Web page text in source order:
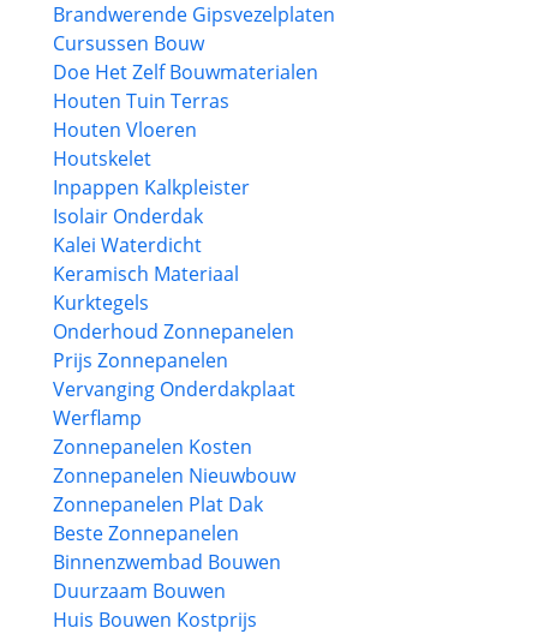
Brandwerende Gipsvezelplaten
Cursussen Bouw
Doe Het Zelf Bouwmaterialen
Houten Tuin Terras
Houten Vloeren
Houtskelet
Inpappen Kalkpleister
Isolair Onderdak
Kalei Waterdicht
Keramisch Materiaal
Kurktegels
Onderhoud Zonnepanelen
Prijs Zonnepanelen
Vervanging Onderdakplaat
Werflamp
Zonnepanelen Kosten
Zonnepanelen Nieuwbouw
Zonnepanelen Plat Dak
Beste Zonnepanelen
Binnenzwembad Bouwen
Duurzaam Bouwen
Huis Bouwen Kostprijs